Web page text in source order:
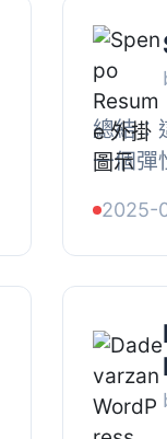
總結：
一個彈
這個 ...
2025-